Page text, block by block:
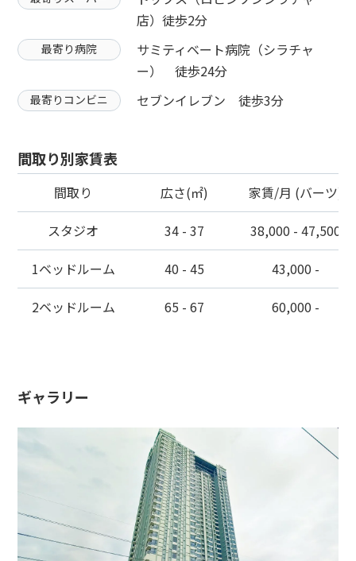
店）徒歩2分
最寄り病院
サミティベート病院（シラチャ
ー） 徒歩24分
最寄りコンビニ セブンイレブン 徒歩3分
間取り別家賃表
間取り 広さ(㎡)
家賃/月 (バーツ)
スタジオ
34 - 37
38,000 - 47,500
1ベッドルーム
40 - 45
43,000 -
2ベッドルーム
65 - 67 60,000 -
ギャラリー